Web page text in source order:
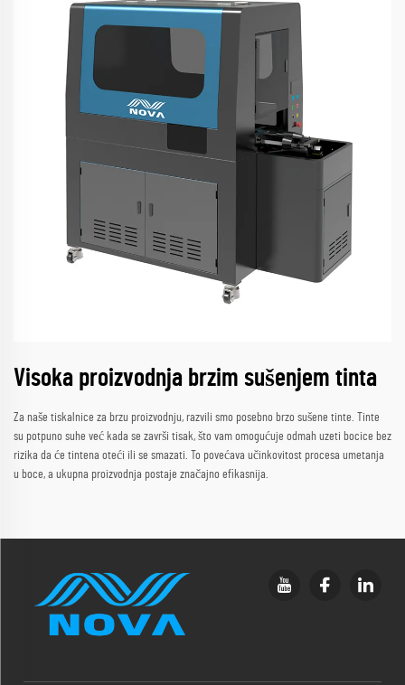
Visoka proizvodnja brzim sušenjem tinta
Za naše tiskalnice za brzu proizvodnju, razvili smo posebno brzo sušene tinte. Tinte
su potpuno suhe već kada se završi tisak, što vam omogućuje odmah uzeti bocice bez
rizika da će tintena oteći ili se smazati. To povećava učinkovitost procesa umetanja
u boce, a ukupna proizvodnja postaje značajno efikasnija.